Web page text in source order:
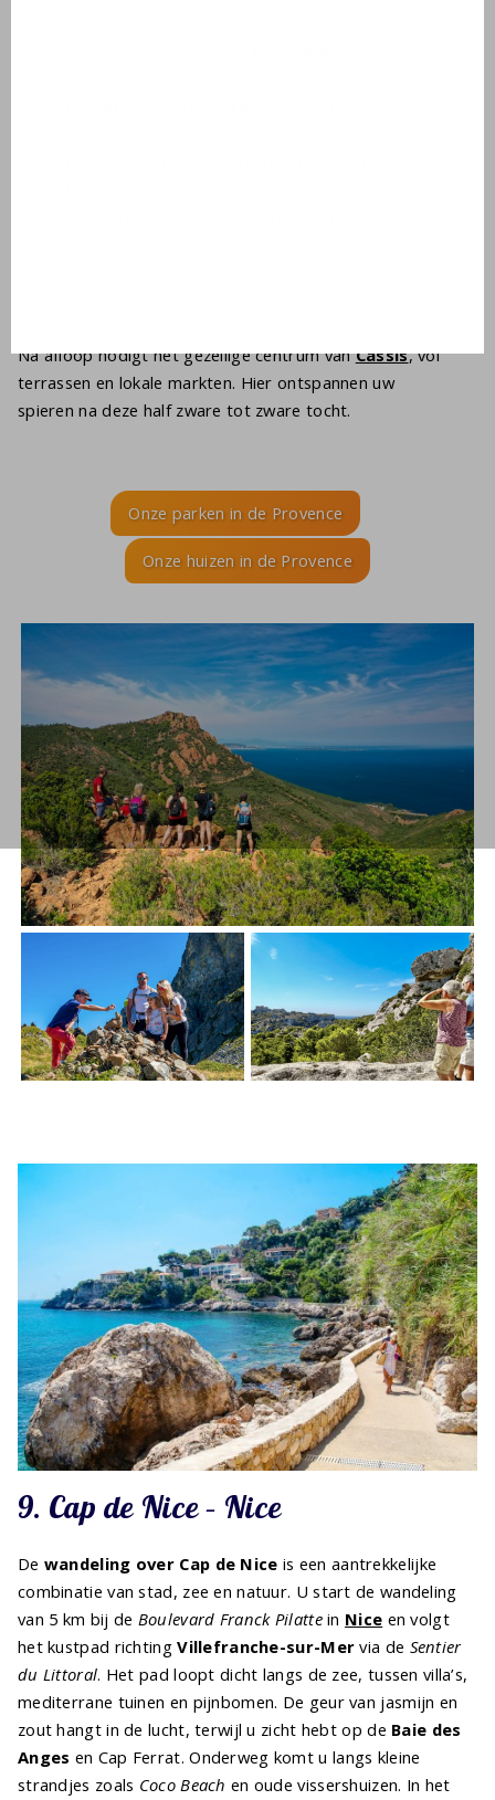
Na afloop nodigt het gezellige centrum vanCassis, vol
terrassen en lokale markten. Hier ontspannen uw
spieren na deze half zware tot zware tocht.
Onze parken in de Provence
Onze huizen in de Provence
9. Cap de Nice – Nice
De wandeling over Cap de Nice is een aantrekkelijke
combinatie van stad, zee en natuur. U start de wandeling
van 5 km bij de Boulevard Franck Pilattein Nice en volgt
het kustpad richtingVillefranche-sur-Mer via de Sentier
du Littoral. Het pad loopt dicht langs de zee, tussen villa’s,
mediterrane tuinen en pijnbomen. De geur van jasmijn en
zout hangt in de lucht, terwijl u zicht hebt op de Baie des
Anges en Cap Ferrat. Onderweg komt u langs kleine
strandjes zoals Coco Beach en oude vissershuizen. In het